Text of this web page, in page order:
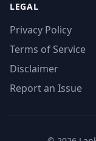
LEGAL
Privacy Policy
Terms of Service
Disclaimer
Report an Issue